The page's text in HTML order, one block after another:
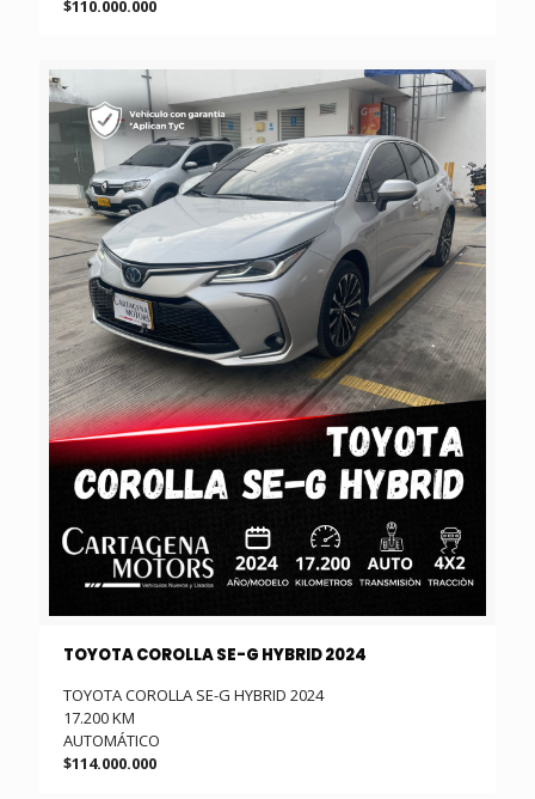
$110.000.000
TOYOTA COROLLA SE-G HYBRID 2024
TOYOTA COROLLA SE-G HYBRID 2024
17.200 KM
AUTOMÁTICO
$114.000.000